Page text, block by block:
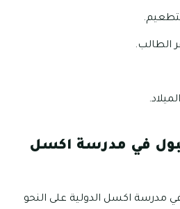
الطالب.
في مدرسة اكسل
اكسل الدولية على النحو